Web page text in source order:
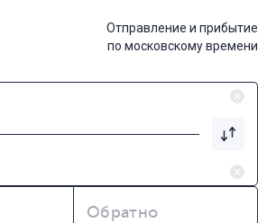
Отправление и прибытие
по московскому времени
Обратно